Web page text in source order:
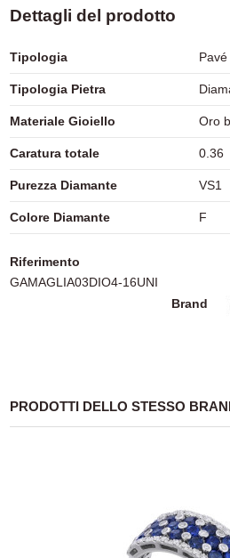
Dettagli del prodotto
Tipologia Pavé
Tipologia Pietra
Materiale Gioiello Oro
Caratura totale 0.36
Purezza Diamante VS1
Colore Diamante F
Brand
Riferimento
GAMAGLIA03DIO4-16UNI
PRODOTTI DELLO STESSO